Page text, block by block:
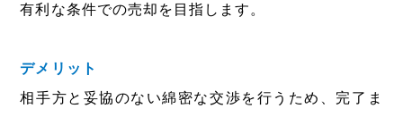
有利な条件での売却を目指します。
デメリット
相手方と妥協のない綿密な交渉を行うため、完了ま